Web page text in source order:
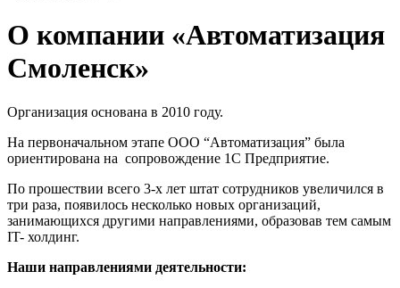
О компании «Автоматизация
Смоленск»
Организация основана в 2010 году.
На первоначальном этапе ООО “Автоматизация” была
ориентирована на сопровождение 1С Предприятие.
По прошествии всего 3-х лет штат сотрудников увеличился в
три раза, появилось несколько новых организаций,
занимающихся другими направлениями, образовав тем самым
IT- холдинг.
Наши направлениями деятельности: